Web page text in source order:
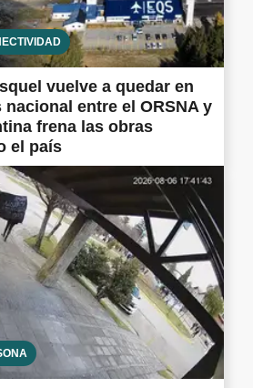
vuelve a quedar en
entre el ORSNA y
frena las obras
el país